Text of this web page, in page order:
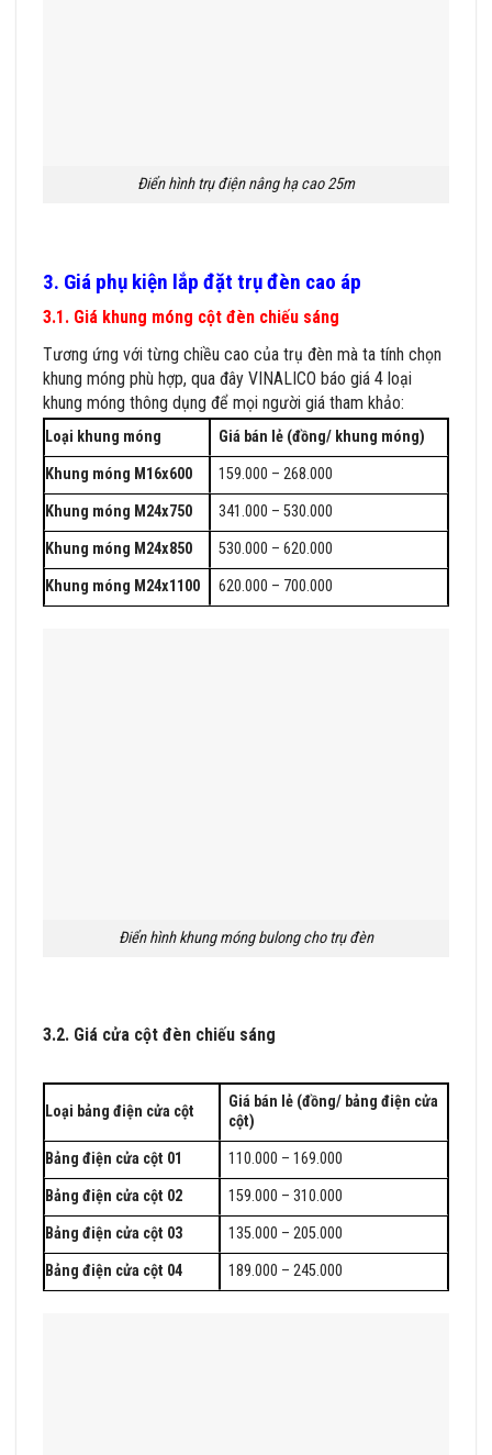
Điển hình trụ điện nâng hạ cao 25m
3. Giá phụ kiện lắp đặt trụ đèn cao áp
3.1. Giá khung móng cột đèn chiếu sáng
Tương ứng với từng chiều cao của trụ đèn mà ta tính chọn
khung móng phù hợp, qua đây VINALICO báo giá 4 loại
khung móng thông dụng để mọi người giá tham khảo:
Loại khung móng
Giá bán lẻ (đồng/ khung móng)
Khung móng M16x600
159.000 – 268.000
Khung móng M24x750
341.000 – 530.000
Khung móng M24x850
530.000 – 620.000
Khung móng M24x1100
620.000 – 700.000
Điển hình khung móng bulong cho trụ đèn
3.2. Giá cửa cột đèn chiếu sáng
Loại bảng điện cửa cột
Giá bán lẻ (đồng/ bảng điện cửa
cột)
Bảng điện cửa cột 01
110.000 – 169.000
Bảng điện cửa cột 02
159.000 – 310.000
Bảng điện cửa cột 03
135.000 – 205.000
Bảng điện cửa cột 04
189.000 – 245.000